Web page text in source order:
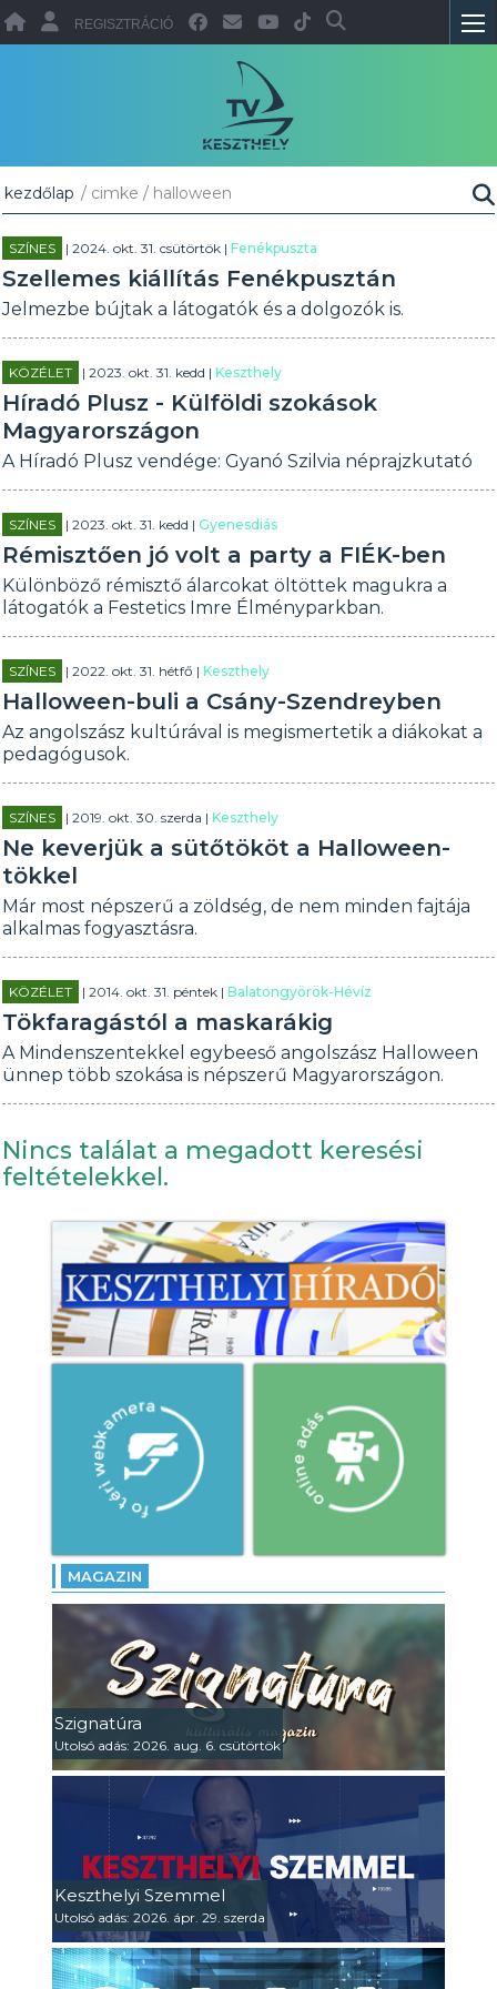
REGISZTRÁCIÓ
kezdőlap / cimke / halloween
SZÍNES | 2024. okt. 31. csütörtök |Fenékpuszta
Szellemes kiállítás Fenékpusztán
Jelmezbe bújtak a látogatók és a dolgozók is.
KÖZÉLET | 2023. okt. 31. kedd |Keszthely
Híradó Plusz - Külföldi szokások
Magyarországon
A Híradó Plusz vendége: Gyanó Szilvia néprajzkutató
SZÍNES | 2023. okt. 31. kedd |Gyenesdiás
Rémisztően jó volt a party a FIÉK-ben
Különböző rémisztő álarcokat öltöttek magukra a
látogatók a Festetics Imre Élményparkban.
SZÍNES | 2022. okt. 31. hétfő |Keszthely
Halloween-buli a Csány-Szendreyben
Az angolszász kultúrával is megismertetik a diákokat a
pedagógusok.
SZÍNES | 2019. okt. 30. szerda |Keszthely
Ne keverjük a sütőtököt a Halloween-
tökkel
Már most népszerű a zöldség, de nem minden fajtája
alkalmas fogyasztásra.
KÖZÉLET | 2014. okt. 31. péntek |Balatongyörök-Hévíz
Tökfaragástól a maskarákig
A Mindenszentekkel egybeeső angolszász Halloween
ünnep több szokása is népszerű Magyarországon.
Nincs találat a megadott keresési
feltételekkel.
MAGAZIN
Szignatúra
Utolsó adás: 2026. aug. 6. csütörtök
Keszthelyi Szemmel
Utolsó adás: 2026. ápr. 29. szerda